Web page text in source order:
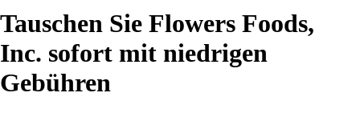
Tauschen Sie Flowers Foods,
Inc. sofort mit niedrigen
Gebühren